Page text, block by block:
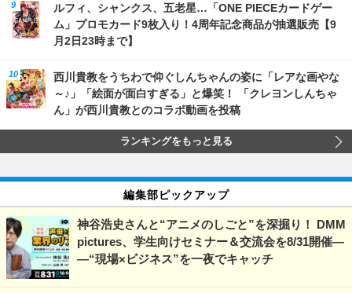
ルフィ、シャンクス、五老星…「ONE PIECEカードゲー
ム」プロモカード9枚入り！4周年記念商品が抽選販売【9
月2日23時まで】
西川貴教をうちわで仰ぐしんちゃんの姿に「レアな画やな
～♪」「絵面が面白すぎる」と爆笑！ 「クレヨンしんちゃ
ん」が西川貴教とのコラボ動画を投稿
ランキングをもっと見る
編集部ピックアップ
神谷浩史さんと“アニメのしごと”を深掘り！ DMM
pictures、学生向けセミナー＆交流会を8/31開催―
―“現場×ビジネス”を一夜でキャッチ